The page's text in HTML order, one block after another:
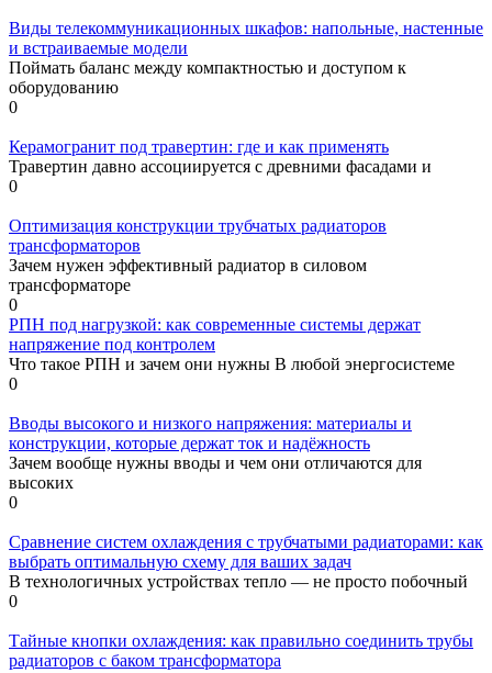
Виды телекоммуникационных шкафов: напольные, настенные
и встраиваемые модели
Поймать баланс между компактностью и доступом к
оборудованию
0
Керамогранит под травертин: где и как применять
Травертин давно ассоциируется с древними фасадами и
0
Оптимизация конструкции трубчатых радиаторов
трансформаторов
Зачем нужен эффективный радиатор в силовом
трансформаторе
0
РПН под нагрузкой: как современные системы держат
напряжение под контролем
Что такое РПН и зачем они нужны В любой энергосистеме
0
Вводы высокого и низкого напряжения: материалы и
конструкции, которые держат ток и надёжность
Зачем вообще нужны вводы и чем они отличаются для
высоких
0
Сравнение систем охлаждения с трубчатыми радиаторами: как
выбрать оптимальную схему для ваших задач
В технологичных устройствах тепло — не просто побочный
0
Тайные кнопки охлаждения: как правильно соединить трубы
радиаторов с баком трансформатора